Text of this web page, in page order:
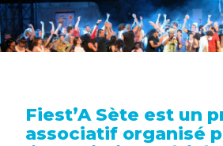
Fiest’A Sète est un
associatif organisé